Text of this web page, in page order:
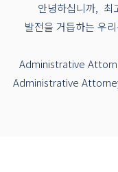
안녕하십니까, 최
발전을 거듭하는 우
Administrative
Administrative